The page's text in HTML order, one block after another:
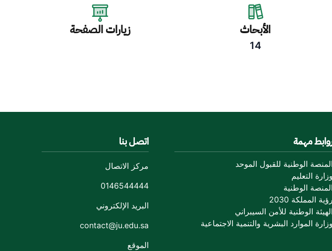
الأبحاث
14
زيارات الصفحة
مهمة
المنصة الوطنية للقبول الموحد
وزارة التعليم
المنصة الوطنية
رؤية المملكة 2030
الهيئة الوطنية للأمن السيبراني
وزارة الموارد البشرية والتنمية الاجتماعية
اتصل بنا
مركز الاتصال
0146544444
البريد الإلكتروني
contact@ju.edu.sa
الموقع